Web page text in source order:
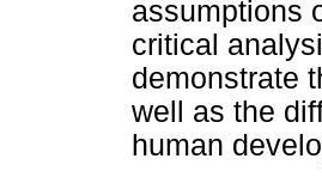
assumptions
critical
demonstrate
well as the
human